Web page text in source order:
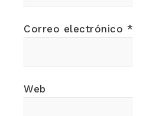
Correo electrónico *
Web